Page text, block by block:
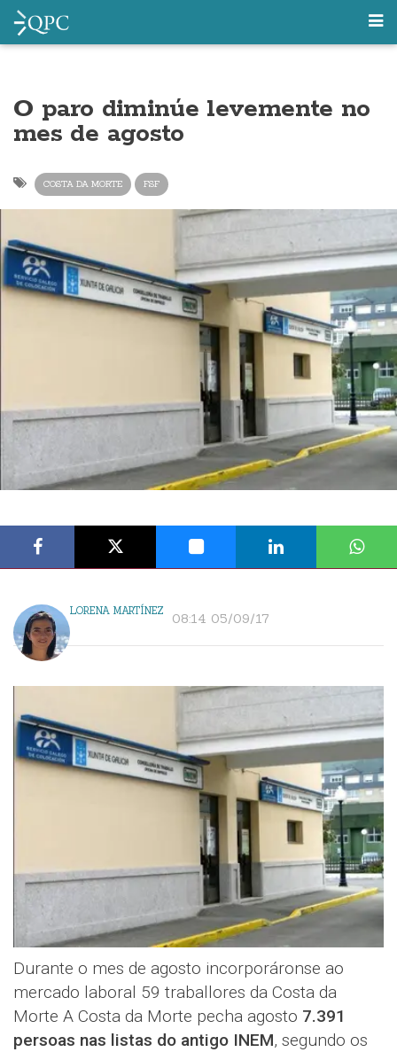
O paro diminúe levemente no
mes de agosto
COSTA DA MORTE FSF
LORENA MARTÍNEZ 08:14 05/09/17
Durante o mes de agosto incorporáronse ao
mercado laboral 59 traballores da Costa da
Morte A Costa da Morte pecha agosto 7.391
persoas nas listas do antigo INEM, segundo os